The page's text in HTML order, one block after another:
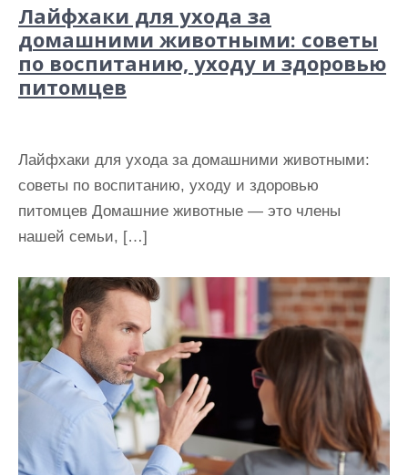
Лайфхаки для ухода за
домашними животными: советы
по воспитанию, уходу и здоровью
питомцев
Лайфхаки для ухода за домашними животными:
советы по воспитанию, уходу и здоровью
питомцев Домашние животные — это члены
нашей семьи, […]